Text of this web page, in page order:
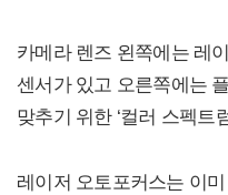
카메라 렌즈 왼쪽에는 레
센서가 있고 오른쪽에는
맞추기 위한 ‘컬러 스펙트
레이저 오토포커스는 이